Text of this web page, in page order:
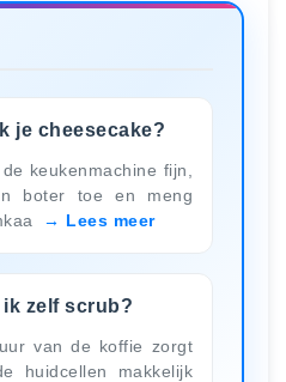
je cheesecake?
keukenmachine fijn,
boter toe en meng
Lees meer
ik zelf scrub?
van de koffie zorgt
huidcellen makkelijk